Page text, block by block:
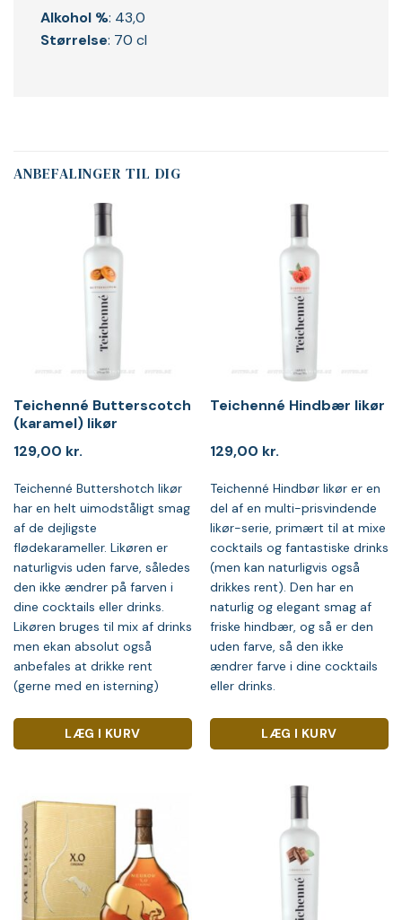
Alkohol %: 43,0
Størrelse: 70 cl
ANBEFALINGER TIL DIG
Teichenné Butterscotch
(karamel) likør
129,00 kr.
Teichenné Buttershotch likør
har en helt uimodståligt smag
af de dejligste
flødekarameller. Likøren er
naturligvis uden farve, således
den ikke ændrer på farven i
dine cocktails eller drinks.
Likøren bruges til mix af drinks
men ekan absolut også
anbefales at drikke rent
(gerne med en isterning)
LÆG I KURV
Teichenné Hindbær likør
129,00 kr.
Teichenné Hindbør likør er en
del af en multi-prisvindende
likør-serie, primært til at mixe
cocktails og fantastiske drinks
(men kan naturligvis også
drikkes rent). Den har en
naturlig og elegant smag af
friske hindbær, og så er den
uden farve, så den ikke
ændrer farve i dine cocktails
eller drinks.
LÆG I KURV